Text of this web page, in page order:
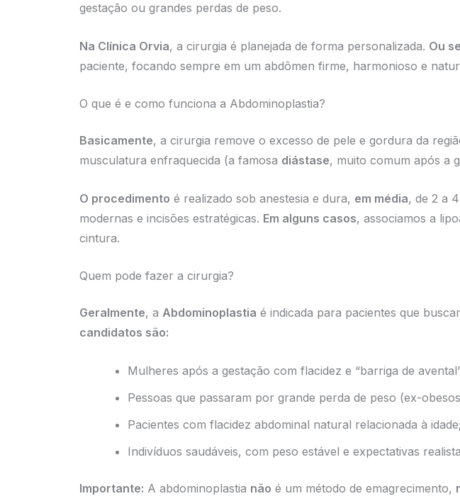
gestação ou grandes perdas de peso.
Na Clínica Orvia, a cirurgia é planejada de forma personalizada. Ou
paciente, focando sempre em um abdômen firme, harmonioso e
O que é e como funciona a Abdominoplastia?
Basicamente, a cirurgia remove o excesso de pele e gordura da
musculatura enfraquecida (a famosa diástase, muito comum após a
O procedimento é realizado sob anestesia e dura, em média, de 2 a
modernas e incisões estratégicas. Em alguns casos, associamos a
cintura.
Quem pode fazer a cirurgia?
Geralmente, a Abdominoplastia é indicada para pacientes que
candidatos são:
Mulheres após a gestação com flacidez e “barriga de
Pessoas que passaram por grande perda de peso (ex-
Pacientes com flacidez abdominal natural relacionada à idade;
Indivíduos saudáveis, com peso estável e expectativas
Importante: A abdominoplastia não é um método de emagrecimento,